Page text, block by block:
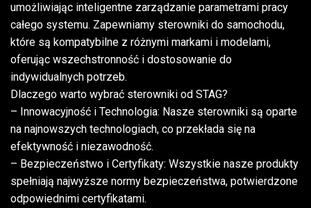
umożliwiając inteligentne zarządzanie parametrami pracy
całego systemu. Zapewniamy sterowniki do samochodu,
które są kompatybilne z różnymi markami i modelami,
oferując wszechstronność i dostosowanie do
indywidualnych potrzeb.
Dlaczego warto wybrać sterowniki od STAG?
– Innowacyjność i Technologia: Nasze sterowniki są oparte
na najnowszych technologiach, co przekłada się na
efektywność i niezawodność.
– Bezpieczeństwo i Certyfikaty: Wszystkie nasze produkty
spełniają najwyższe normy bezpieczeństwa, potwierdzone
odpowiednimi certyfikatami.